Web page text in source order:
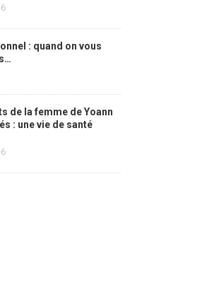
: quand on vous
de la femme de Yoann
: une vie de santé